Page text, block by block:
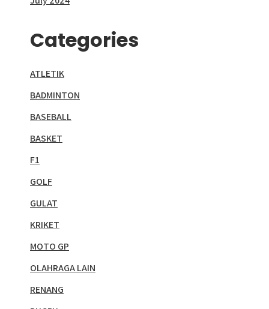
Categories
ATLETIK
BADMINTON
BASEBALL
BASKET
F1
GOLF
GULAT
KRIKET
MOTO GP
OLAHRAGA LAIN
RENANG